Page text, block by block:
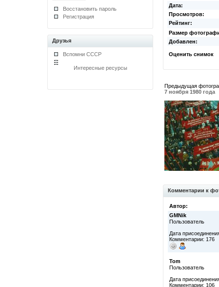
Восстановить пароль
Регистрация
Друзья
Вспомни СССР
Интересные ресурсы
Дата:
Просмотров:
Рейтинг:
Размер
Добавлен:
Оценить снимок
Предыдущая
7 ноября 1980 года
Комментарии к
Автор:
GMNik
Пользователь
Дата
Комментарии: 176
Tom
Пользователь
Дата
Комментарии: 106